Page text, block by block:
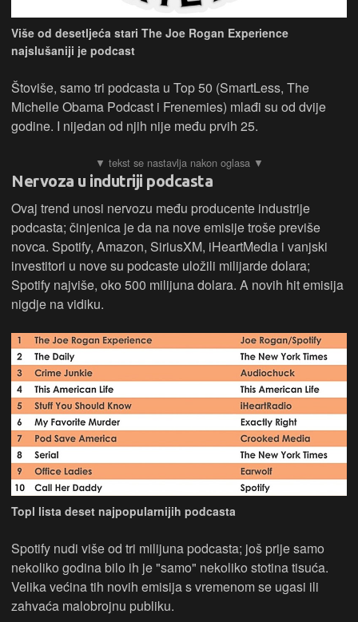
Više od desetljeća stari The Joe Rogan Experience
najslušaniji je podcast
Štoviše, samo tri podcasta u Top 50 (SmartLess, The
Michelle Obama Podcast i Frenemies) mlađi su od dvije
godine. I nijedan od njih nije među prvih 25.
Nervoza u indutriji podcasta
Ovaj trend unosi nervozu među producente industrije
podcasta; činjenica je da na nove emisije troše previše
novca. Spotify, Amazon, SiriusXM, iHeartMedia i vanjski
investitori u nove su podcaste uložili milijarde dolara;
Spotify najviše, oko 500 milijuna dolara. A novih hit emisija
nigdje na vidiku.
Topl lista deset najpopularnijih podcasta
Spotify nudi više od tri milijuna podcasta; još prije samo
nekoliko godina bilo ih je "samo" nekoliko stotina tisuća.
Velika većina tih novih emisija s vremenom se ugasi ili
zahvaća malobrojnu publiku.